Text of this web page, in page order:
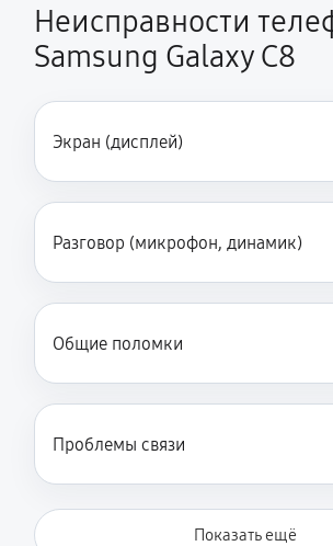
Неисправности
Samsung Galaxy C8
Экран (дисплей)
Разговор (микрофон, динамик)
Общие поломки
Проблемы связи
Показать ещё